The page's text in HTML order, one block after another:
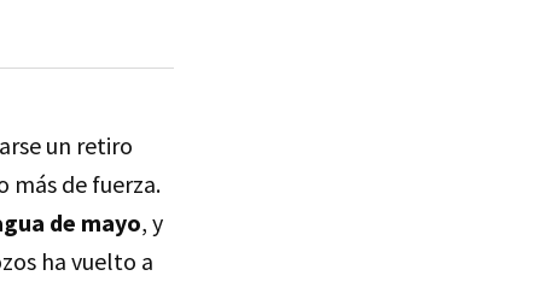
un retiro
más de fuerza.
de mayo, y
ha vuelto a